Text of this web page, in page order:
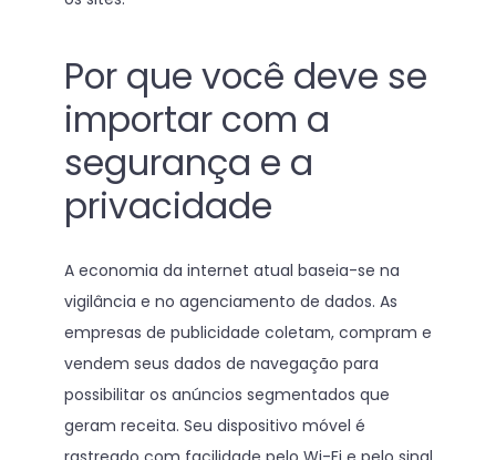
Por que você deve se
importar com a
segurança e a
privacidade
A economia da internet atual baseia-se na
vigilância e no agenciamento de dados. As
empresas de publicidade coletam, compram e
vendem seus dados de navegação para
possibilitar os anúncios segmentados que
geram receita. Seu dispositivo móvel é